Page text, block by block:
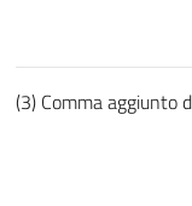
(3) Comma aggiunto